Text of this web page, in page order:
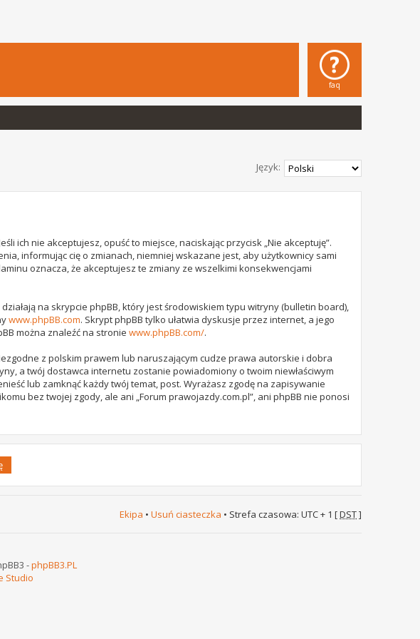
faq
Język:
ich nie akceptujesz, opuść to miejsce, naciskając przycisk „Nie akceptuję”.
informując cię o zmianach, niemniej wskazane jest, aby użytkownicy sami
oznacza, że akceptujesz te zmiany ze wszelkimi konsekwencjami
działają na skrypcie phpBB, który jest środowiskiem typu witryny (bulletin board),
www.phpBB.com. Skrypt phpBB tylko ułatwia dyskusje przez internet, a jego
można znaleźć na stronie www.phpBB.com/.
z polskim prawem lub naruszającym cudze prawa autorskie i dobra
a twój dostawca internetu zostanie powiadomiony o twoim niewłaściwym
lub zamknąć każdy twój temat, post. Wyrażasz zgodę na zapisywanie
bez twojej zgody, ale ani „Forum prawojazdy.com.pl”, ani phpBB nie ponosi
Ekipa • Usuń ciasteczka • Strefa czasowa: UTC + 1 [DST]
-phpBB3.PL
Studio